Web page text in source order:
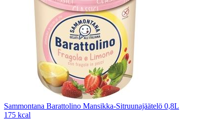
Sammontana Barattolino Mansikka-Sitruunajäätelö 0,8L
175 kcal